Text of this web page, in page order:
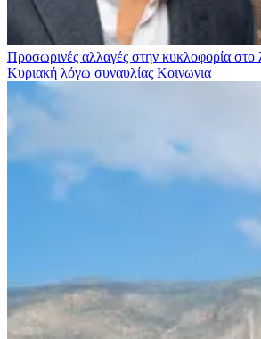
Προσωρινές αλλαγές στην κυκλοφορία στο
Κυριακή λόγω συναυλίας Κοινωνια